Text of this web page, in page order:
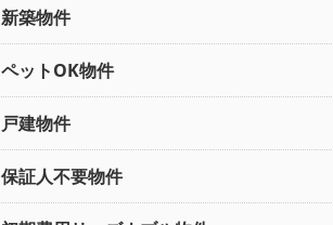
新築物件
ペットOK物件
戸建物件
保証人不要物件